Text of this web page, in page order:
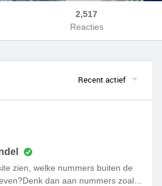
2,517
Reacties
Recent actief
zien, welke nummers buiten de
dan aan nummers zoals